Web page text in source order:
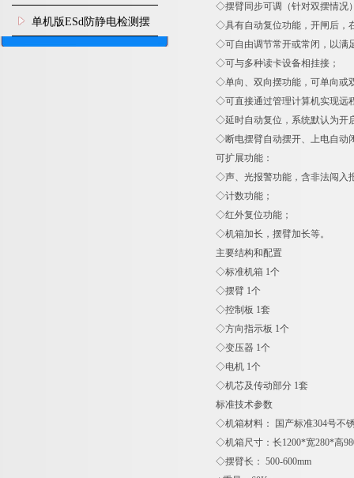
机
单机版ESd防静电检测摆
闸机
◇摆臂同步可调（针对双摆情况
◇具有自动复位功能，开闸后，
◇可自由调节常开或常闭，以满
◇可与多种读卡设备相挂接；
◇单向、双向摆功能，可单向或
◇可直接通过管理计算机实现远
◇延时自动复位，系统默认为开
◇断电摆臂自动摆开、上电自动
可扩展功能：
◇声、光报警功能，含非法闯入
◇计数功能；
◇红外复位功能；
◇机箱加长，摆臂加长等。
主要结构和配置
◇标准机箱 1个
◇摆臂 1个
◇控制板 1套
◇方向指示板 1个
◇变压器 1个
◇电机 1个
◇机芯及传动部分 1套
标准技术参数
◇机箱材料： 国产标准304号不
◇机箱尺寸：长1200*宽280*高
◇摆臂长： 500-600mm